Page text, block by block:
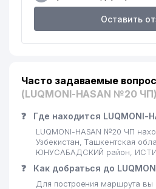
18
ДЖЕТРО ТАШКЕНТ
ПРЕДСТАВИТЕЛЬСТВО
ЯПОНСКОЙ
19 TECHMAN ООО
20
JICA ЯПОНСКОЕ
СОТРУДНИЧЕСТВА
ПРЕДСТАВИТЕЛЬСТВО
IBM EAST EUROPE/ASIA
ПРЕДСТАВИТЕЛЬСТВО
Оставить
Часто задаваемые
(LUQMONI-HASAN №20 ЧП)
❓ Где находится LUQMONI-
LUQMONI-HASAN №20 ЧП
Узбекистан, Ташкентская
ЮНУСАБАДСКИЙ район,
❓ Как добраться до
Для построения маршрута вы